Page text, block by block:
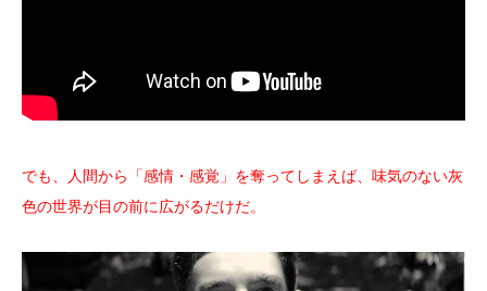
でも、人間から「感情・感覚」を奪ってしまえば、味気のない灰
色の世界が目の前に広がるだけだ。